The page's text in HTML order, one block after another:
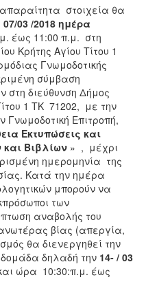
στοιχεία θα
07/03 /2018 ημέρα
έως 11:00 π.μ. στη
Κρήτης Αγίου Τίτου 1
Γνωμοδοτικής
σύμβαση
διεύθυνση Δήμος
1 ΤΚ 71202, με την
Επιτροπή,
Εκτυπώσεις και
και Βιβλίων » , μέχρι
ημερομηνία της
Κατά την ημέρα
μπορούν να
των
αναβολής του
βίας (απεργία,
θα διενεργηθεί την
δηλαδή την 14- / 03
ώρα 10:30:π.μ. έως